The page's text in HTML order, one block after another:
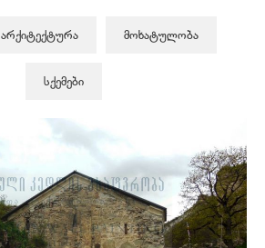
არქიტექტურა მოხატულობა
სქემები